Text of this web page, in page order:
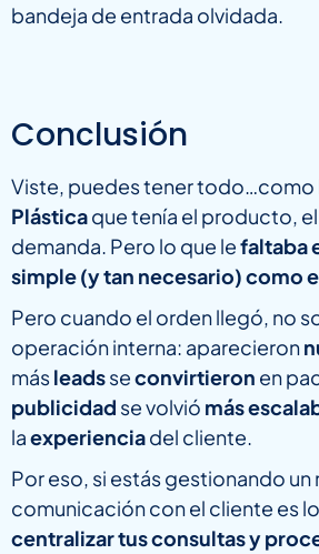
bandeja de entrada olvidada.
Conclusión
Viste, puedes tener todo…como
Plásticaque tenía el producto,
demanda. Pero lo que lefaltaba
simple (y tan necesario) como
Pero cuando el orden llegó, no
operación interna: aparecieron
másleadsseconvirtieron en
publicidad se volvió más
laexperienciadel cliente.
Por eso, si estás gestionando
comunicación con el cliente es
centralizar tus consultas y